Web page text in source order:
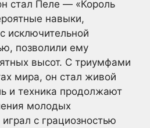
стал Пеле — «Король
навыки,
исключительной
позволили ему
высот. С триумфами
мира, он стал живой
и техника продолжают
молодых
с грациозностью